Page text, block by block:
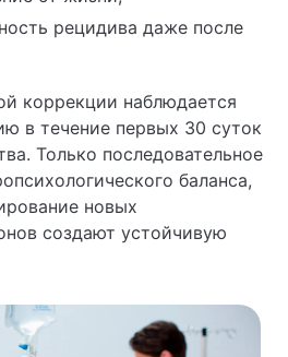
рецидива даже после
коррекции наблюдается
в течение первых 30 суток
Только последовательное
баланса,
новых
создают устойчивую